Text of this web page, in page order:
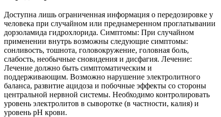
Доступна лишь ограниченная информация о передозировке у
человека при случайном или преднамеренном проглатывании
дорзоламида гидрохлорида. Симптомы: При случайном
применении внутрь возможны следующие симптомы:
сонливость, тошнота, головокружение, головная боль,
слабость, необычные сновидения и дисфагия. Лечение:
Лечение должно быть симптоматическим и
поддерживающим. Возможно нарушение электролитного
баланса, развитие ацидоза и побочные эффекты со стороны
центральной нервной системы. Необходимо контролировать
уровень электролитов в сыворотке (в частности, калия) и
уровень рН крови.